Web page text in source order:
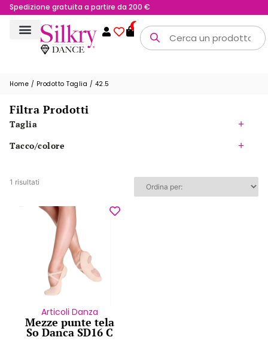
Spedizione gratuita a partire da 200 €
0
Home / Prodotto Taglia / 42.5
Filtra Prodotti
Taglia
Tacco/colore
1 risultati
Articoli Danza
Mezze punte tela
So Danca SD16 C